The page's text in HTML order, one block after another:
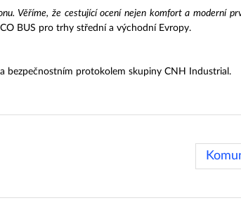
Věříme, že cestující ocení nejen komfort a moderní
BUS pro trhy střední a východní Evropy.
bezpečnostním protokolem skupiny CNH Industrial.